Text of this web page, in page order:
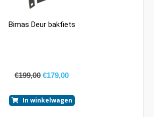
Bimas Deur bakfiets
€199,00 €179,00
In winkelwagen